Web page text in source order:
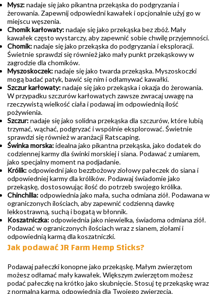
Mysz:nadaje się jako pikantna przekąska do podgryzania i
żerowania. Zapewnij odpowiedni kawałek i opcjonalnie użyj go w
miejscu węszenia.
Chomik karłowaty:nadaje się jako przekąska bez zbóż. Mały
kawałek często wystarczy, aby zapewnić sobie chwilę przyjemności.
Chomik:nadaje się jako przekąska do podgryzania i eksploracji.
Świetnie sprawdzi się również jako mały punkt przekąskowy w
zagrodzie dla chomików.
Myszoskoczek:nadaje się jako twarda przekąska. Myszoskoczki
mogą badać patyk, bawić się nim i odłamywać kawałki.
Szczur karłowaty:nadaje się jako przekąska i okazja do żerowania.
W przypadku szczurów karłowatych zawsze zwracaj uwagę na
rzeczywistą wielkość ciała i podawaj im odpowiednią ilość
pożywienia.
Szczur:nadaje się jako solidna przekąska dla szczurów, które lubią
trzymać, wąchać, podgryzać i wspólnie eksplorować. Świetnie
sprawdzi się również w aranżacji Ratscaping.
Świnka morska:idealna jako pikantna przekąska, jako dodatek do
codziennej karmy dla świnki morskiej i siana. Podawać z umiarem,
jako specjalny moment na podjadanie.
Królik:odpowiedni jako bezzbożowy ziołowy pałeczek do siana i
odpowiedniej karmy dla królików. Podawaj świadomie jako
przekąskę, dostosowując ilość do potrzeb swojego królika.
Chinchilla:odpowiednia jako mała, sucha odmiana ziół. Podawana w
ograniczonych ilościach, aby zapewnić codzienną dawkę
lekkostrawną, suchą i bogatą w błonnik.
Koszatniczka:odpowiednia jako niewielka, świadoma odmiana ziół.
Podawać w ograniczonych ilościach wraz z sianem, ziołami i
odpowiednią karmą dla koszatniczki.
Jak podawać JR Farm Hemp Sticks?
Podawaj pałeczki konopne jako przekąskę. Małym zwierzętom
możesz odłamać mały kawałek. Większym zwierzętom możesz
podać pałeczkę na krótko jako skubnięcie. Stosuj tę przekąskę wraz
z normalną karmą, odpowiednią dla Twojego zwierzęcia.